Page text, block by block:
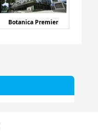
Botanica Premier